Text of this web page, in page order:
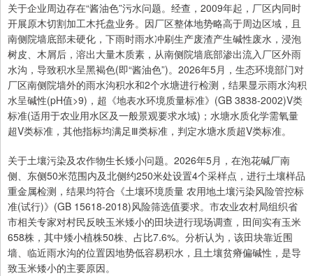
关于企业周边存在“酱油色”污水问题。经查，2009年起，厂区内同时
开展原木切割加工木托盘业务。因厂区整体地势略高于周边区域，且
南侧院墙底部未硬化，下雨时雨水冲刷生产废渣产生碱性废水，浸泡
树皮、木屑后，溶出大量木质素，从南侧院墙底部渗出流入厂区外雨
水沟，导致积水呈黑褐色(即“酱油色”)。2026年5月，生态环境部门对
厂区南侧院墙外的雨水沟积水和2个水塘进行检测，结果显示雨水沟积
水呈碱性(pH值>9)，超《地表水环境质量标准》(GB 3838-2002)V类
标准(适用于农业用水区及一般景观要求水域)；水塘水质化学需氧量
超V类标准，其他指标均满足Ⅲ类标准，判定水塘水质超V类标准。
关于土壤污染及农作物生长矮小问题。2026年5月，在泡花碱厂南
侧、东侧50米范围内及北侧约250米处设置4个采样点，进行土壤样品
重金属检测，结果均符合《土壤环境质量 农用地土壤污染风险管控标
准(试行)》(GB 15618-2018)风险筛选值要求。市农业农村局组织省
市相关专家对村民反映玉米矮小的田块进行现场调查，田间实有玉米
658株，其中矮小植株50株、占比7.6%。分析认为，该田块靠近围
墙、临近雨水沟的位置因地势低容易积水，且土壤贫瘠偏碱性，是导
致玉米矮小的主要原因。